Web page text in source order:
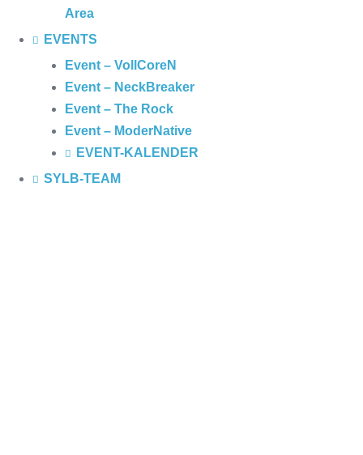
Area
EVENTS
Event – VollCoreN
Event – NeckBreaker
Event – The Rock
Event – ModerNative
EVENT-KALENDER
SYLB-TEAM